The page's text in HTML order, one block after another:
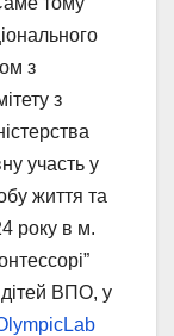
з
з
участь у
життя та
року в м.
ВПО, у